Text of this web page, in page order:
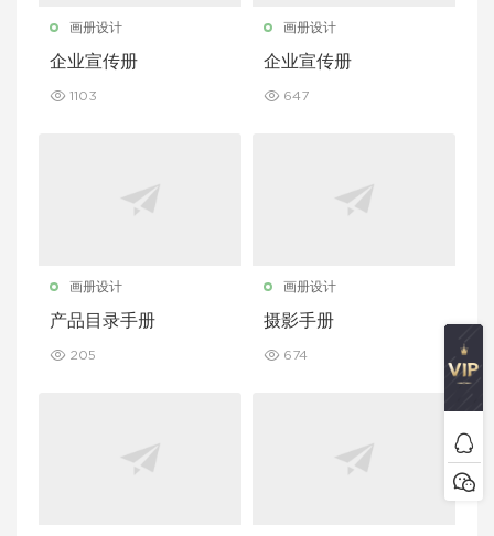
画册设计
企业宣传册
1103
画册设计
企业宣传册
647
画册设计
产品目录手册
205
画册设计
摄影手册
674